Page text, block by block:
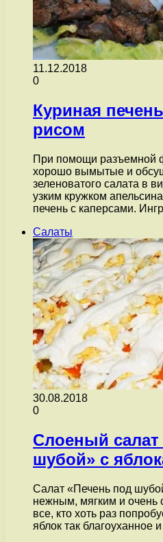
11.12.2018
0
Куриная
рисом
При помощи разъемной
хорошо вымытые и
зеленоватого салата в
узким кружком
печень с каперсами.
Салаты
30.08.2018
0
Слоеный
шубой» с
Салат «Печень под
нежным, мягким и очень
все, кто хоть раз
яблок так благоуханное